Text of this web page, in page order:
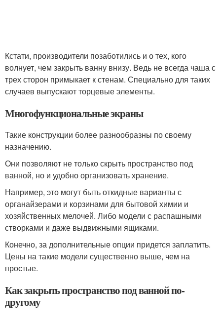
Кстати, производители позаботились и о тех, кого
волнует, чем закрыть ванну внизу. Ведь не всегда чаша с
трех сторон примыкает к стенам. Специально для таких
случаев выпускают торцевые элементы.
Многофункциональные экраны
Такие конструкции более разнообразны по своему
назначению.
Они позволяют не только скрыть пространство под
ванной, но и удобно организовать хранение.
Например, это могут быть откидные варианты с
органайзерами и корзинами для бытовой химии и
хозяйственных мелочей. Либо модели с распашными
створками и даже выдвижными ящиками.
Конечно, за дополнительные опции придется заплатить.
Цены на такие модели существенно выше, чем на
простые.
Как закрыть пространство под ванной по-
другому